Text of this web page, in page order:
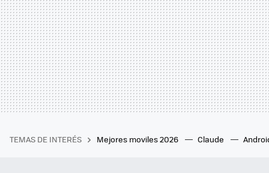
TEMAS DE INTERÉS Mejores moviles 2026 Claude